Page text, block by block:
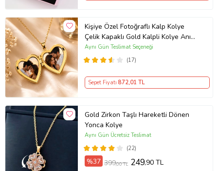
Ürün Kodu:kcm64372841
Kişiye Özel Fotoğraflı Kalp Kolye
Çelik Kapaklı Gold Kalpli Kolye Anı
Kolyesi Kalp Kolye Resimli Kolye –
Açılır Kapaklı Romantik Gold
(17)
Aynı Gün Teslimat Seçeneği
Sepet Fiyatı 872,01 TL
Gold Zirkon Taşlı Hareketli Dönen
Yonca Kolye
(22)
Aynı Gün Ücretsiz Teslimat
%37 399,00 TL 249,90 TL